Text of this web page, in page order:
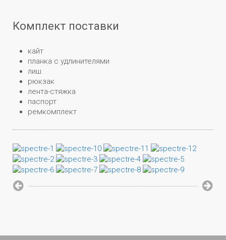
Комплект поставки
кайт
планка с удлинителями
лиш
рюкзак
лента-стяжка
паспорт
ремкомплект